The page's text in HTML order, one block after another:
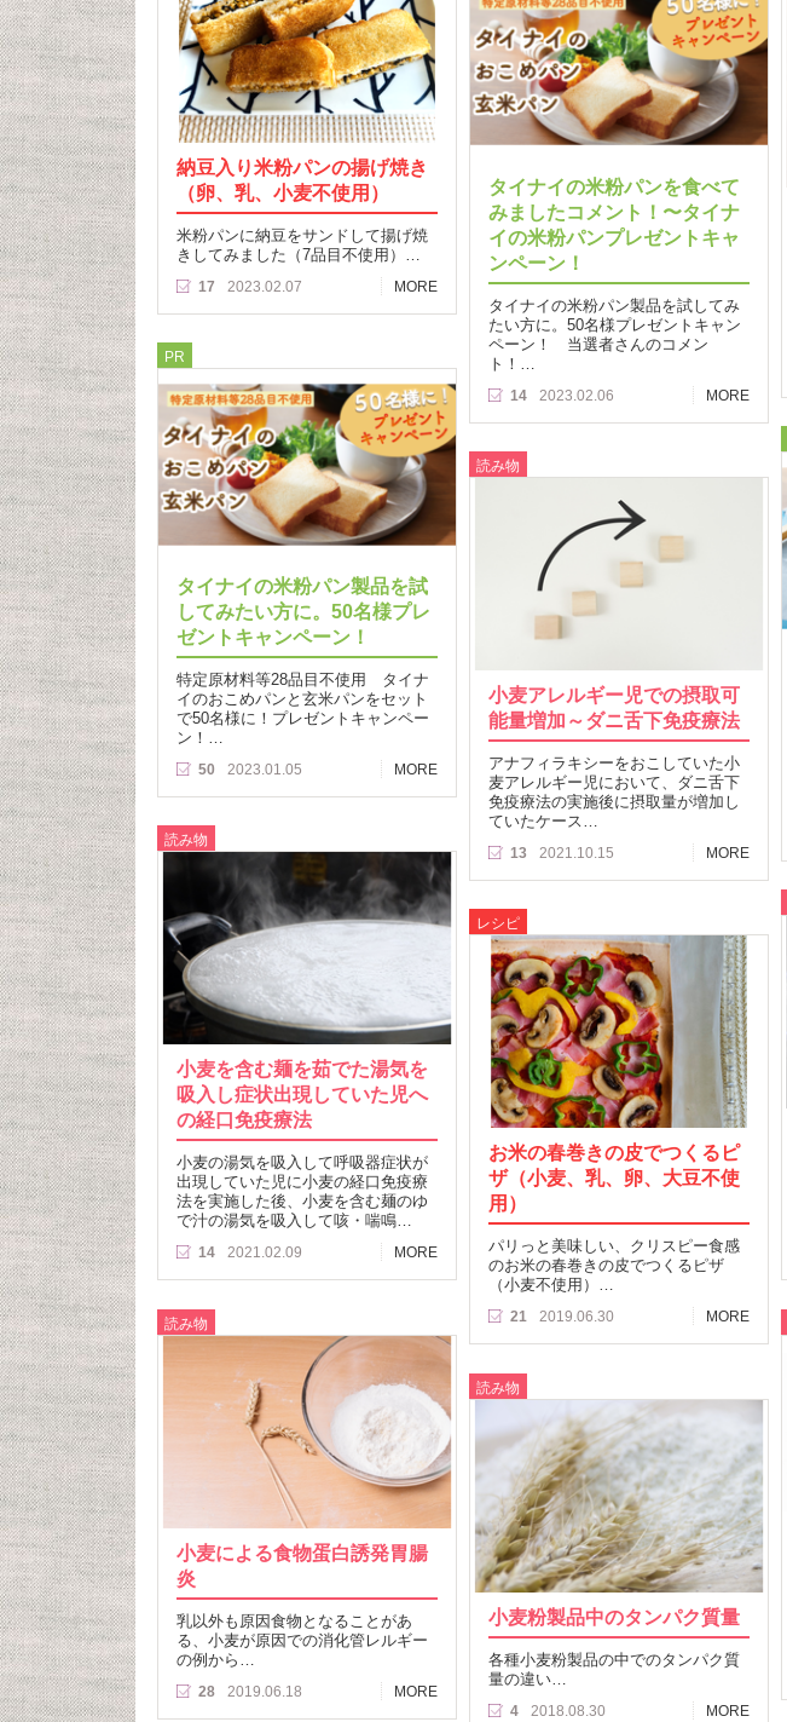
納豆入り米粉パンの揚げ焼き
（卵、乳、小麦不使用）
米粉パンに納豆をサンドして揚げ焼
きしてみました（7品目不使用）…
17 2023.02.07 MORE
タイナイの米粉パンを食べて
みましたコメント！〜タイナ
イの米粉パンプレゼントキャ
ンペーン！
タイナイの米粉パン製品を試してみ
たい方に。50名様プレゼントキャン
ペーン！ 当選者さんのコメン
ト！…
14 2023.02.06 MORE
PR
タイナイの米粉パン製品を試
してみたい方に。50名様プレ
ゼントキャンペーン！
特定原材料等28品目不使用 タイナ
イのおこめパンと玄米パンをセット
で50名様に！プレゼントキャンペー
ン！…
50 2023.01.05 MORE
読み物
小麦アレルギー児での摂取可
能量増加～ダニ舌下免疫療法
アナフィラキシーをおこしていた小
麦アレルギー児において、ダニ舌下
免疫療法の実施後に摂取量が増加し
ていたケース…
13 2021.10.15 MORE
読み物
小麦を含む麺を茹でた湯気を
吸入し症状出現していた児へ
の経口免疫療法
小麦の湯気を吸入して呼吸器症状が
出現していた児に小麦の経口免疫療
法を実施した後、小麦を含む麺のゆ
で汁の湯気を吸入して咳・喘鳴…
14 2021.02.09 MORE
レシピ
お米の春巻きの皮でつくるピ
ザ（小麦、乳、卵、大豆不使
用）
パリっと美味しい、クリスピー食感
のお米の春巻きの皮でつくるピザ
（小麦不使用）…
21 2019.06.30 MORE
読み物
小麦による食物蛋白誘発胃腸
炎
乳以外も原因食物となることがあ
る、小麦が原因での消化管レルギー
の例から…
28 2019.06.18 MORE
読み物
小麦粉製品中のタンパク質量
各種小麦粉製品の中でのタンパク質
量の違い…
4 2018.08.30 MORE